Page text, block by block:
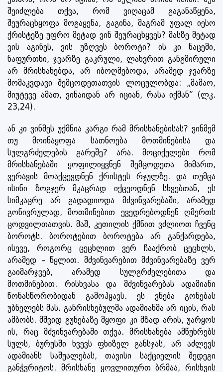
შეიძლება თქვა, რომ ვიღაცამ გაგანაწყენა,
შეურაცხყოფა მოგაყენა, გაგინა, მაგრამ უფალ იესო
ქრისტეზე უფრო მეტად ვინ შეურაცხყვეს? მასზე მეტად
ვის აგინეს, ვის უზღვეს ბოროტი? ის კი ნაცემი,
ნაფურთხი, ჯვარზე გაკრული, ლახვრით განგმირული
არ მრისხანებდა, არ იბოღმებოდა, არამედ ჯვარზე
მომაკვდავი შემცოდეთათვის ლოცულობდა: „მამაო,
მიუტევე ამათ, ვინაიდან არ იციან, რასა იქმან“ (ლკ.
23,24).
ან კი ვინმეს უქმნია კარგი რამ მრისხანებისას? ვინმემ
თუ მოინაყოფა სათნოება მოთმინებისა და
სულგრძელების გარეშე? არა. მოციქულები რომ
მრისხანებაში ყოფილიყვნენ შემცოდეთა მიმართ,
ვერავის მოაქცევდნენ ქრისტეს რჯულზე. და თუმცა
ისინი ზოგჯერ მკაცრად იქცეოდნენ სხვებთან, ეს
სიმკაცრე არ გადადიოდა მძვინვარებაში, არამედ
გონივრულად, მოთმინებით ევედრებოდნენ ღმერთს
ცოდვილთათვის. მაშ, კეთილის ქმნით ვძლიოთ ჩვენც
ბოროტს. ბოროტებით ბოროტება არ განქარდება,
ისევე, როგორც ცეცხლით ვერ ჩააქრობ ცეცხლს,
არამედ – წყლით. მძვინვარებით მძვინვარებაზე ვერ
გაიმარჯვებ, არამედ სულგრძელებითა და
მოთმინებით. რისხვასა და მძვინვარებას ადამიანი
წონასწორობიდან გამოჰყავს. ეს ვნება გონებას
უბნელებს მას. განრისხებულმა ადამიანმა არ იცის, რას
ამბობს. მშვიდ გუნებაზე მყოფი კი მზად არის, უარყოს
ის, რაც მძვინვარებაში თქვა. მრისხანება ამწუხრებს
სულს, ბურუსში ხვევს ფხიზელ განსჯას, არ აძლევს
ადამიანს საშუალებას, თავისი საქციელის შედეგი
განჭვრიტოს. მრისხანე ყოვლითურთ ბრმაა, რისხვის